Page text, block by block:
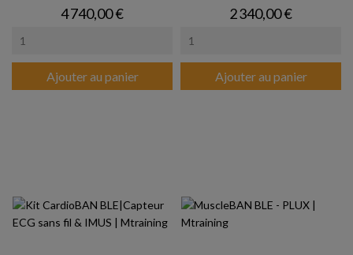
Prix
4 740,00 €
Ajouter au panier
Prix
2 340,00 €
Ajouter au panier